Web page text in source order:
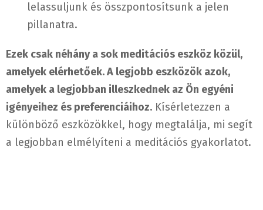
lelassuljunk és összpontosítsunk a jelen
pillanatra.
Ezek csak néhány a sok meditációs eszköz közül,
amelyek elérhetőek. A legjobb eszközök azok,
amelyek a legjobban illeszkednek az Ön egyéni
igényeihez és preferenciáihoz. Kísérletezzen a
különböző eszközökkel, hogy megtalálja, mi segít
a legjobban elmélyíteni a meditációs gyakorlatot.